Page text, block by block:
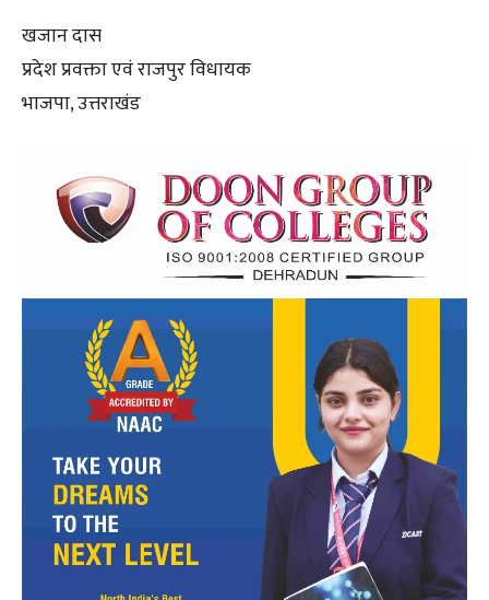
खजान दास
प्रदेश प्रवक्ता एवं राजपुर विधायक
भाजपा, उत्तराखंड